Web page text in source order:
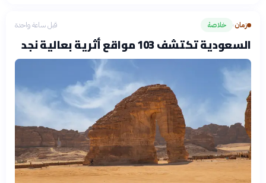
زمان› خلاصة قبل ساعة واحدة
السعودية تكتشف 103 مواقع أثرية بعالية نجد